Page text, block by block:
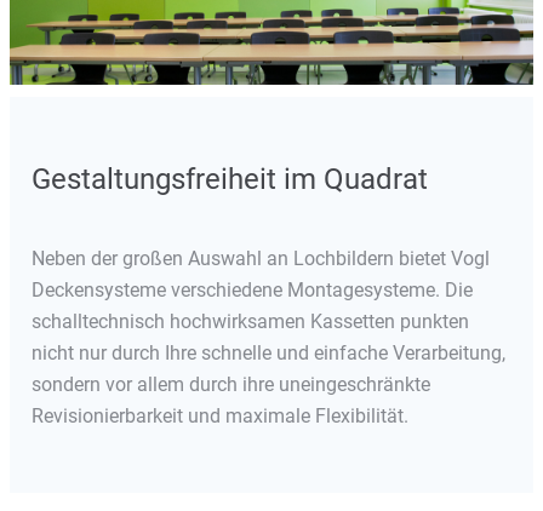
Gestaltungsfreiheit im Quadrat
Neben der großen Auswahl an Lochbildern bietet Vogl
Deckensysteme verschiedene Montagesysteme. Die
schalltechnisch hochwirksamen Kassetten punkten
nicht nur durch Ihre schnelle und einfache Verarbeitung,
sondern vor allem durch ihre uneingeschränkte
Revisionierbarkeit und maximale Flexibilität.